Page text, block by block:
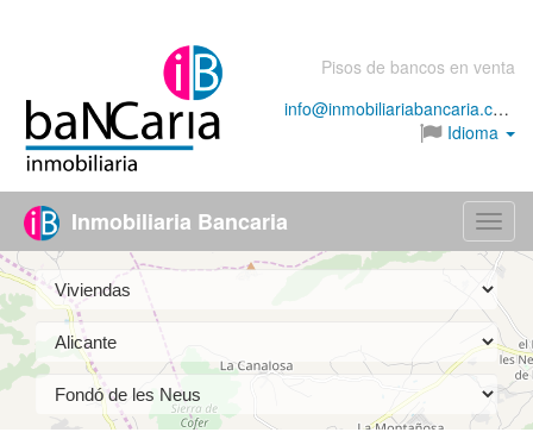
Pisos de bancos en venta
info@inmobiliariabancaria.com
Idioma
Menú
Inmobiliaria Bancaria